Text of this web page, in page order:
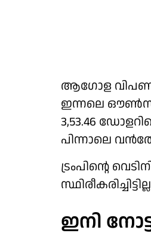
ആഗോള
ഇന്നലെ
3,53.46
പിന്നാലെ
ട്രംപിന്റെ
ഇനി